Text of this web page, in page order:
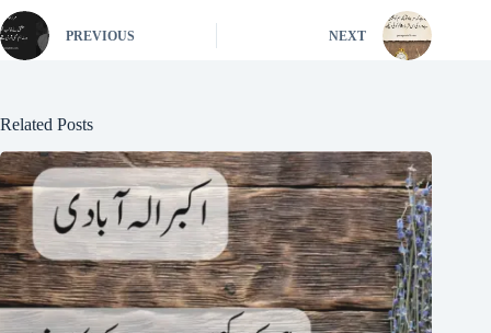
PREVIOUS NEXT
Related Posts